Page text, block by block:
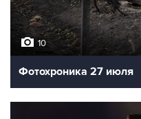
10
Фотохроника 27 июля